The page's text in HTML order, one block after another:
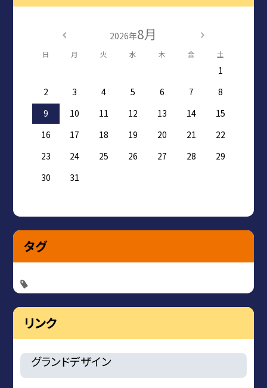
2026年8月
日 月 火 水 木 金 土
1
2
3 4 5 6 7
8
9
10 11 12 13 14
15
16
17 18 19 20 21
22
23
24 25 26 27 28
29
30
31
タグ
リンク
グランドデザイン